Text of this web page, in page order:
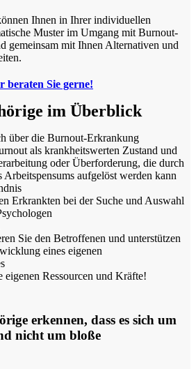
Ihnen in Ihrer individuellen
Muster im Umgang mit Burnout-
gemeinsam mit Ihnen Alternativen und
beraten Sie gerne!
im Überblick
über die Burnout-Erkrankung
als krankheitswerten Zustand und
oder Überforderung, die durch
Arbeitspensums aufgelöst werden kann
Erkrankten bei der Suche und Auswahl
Sie den Betroffenen und unterstützen
eines eigenen
eigenen Ressourcen und Kräfte!
erkennen, dass es sich um
nicht um bloße